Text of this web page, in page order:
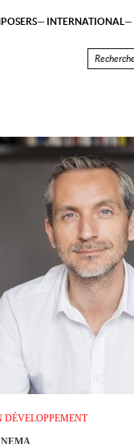
INTERNATIONAL
DÉVELOPPEMENT